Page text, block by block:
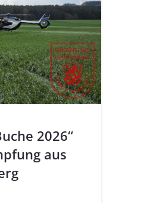
2026“
aus